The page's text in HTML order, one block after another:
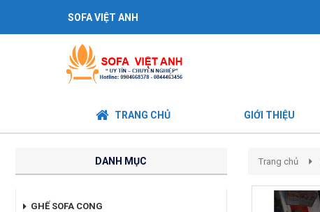
SOFA VIỆT ANH
TRANG CHỦ GIỚI THIỆU
DANH MỤC
GHẾ SOFA CONG
Trang chủ